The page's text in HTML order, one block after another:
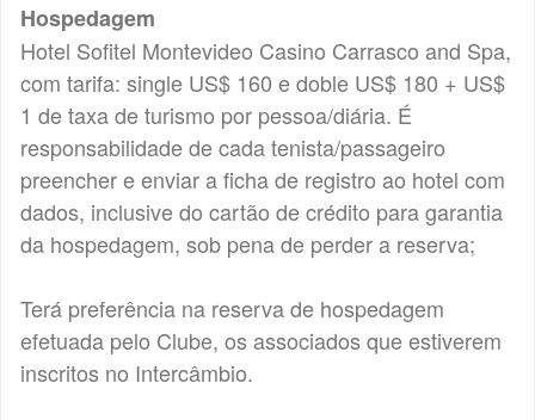
Hospedagem
Hotel Sofitel Montevideo Casino Carrasco and Spa,
com tarifa: single US$ 160 e doble US$ 180 + US$
1 de taxa de turismo por pessoa/diária. É
responsabilidade de cada tenista/passageiro
preencher e enviar a ficha de registro ao hotel com
dados, inclusive do cartão de crédito para garantia
da hospedagem, sob pena de perder a reserva;
Terá preferência na reserva de hospedagem
efetuada pelo Clube, os associados que estiverem
inscritos no Intercâmbio.